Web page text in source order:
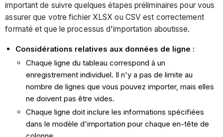
important de suivre quelques étapes préliminaires pour vous
assurer que votre fichier XLSX ou CSV est correctement
formaté et que le processus d'importation aboutisse.
Considérations relatives aux données de ligne :
Chaque ligne du tableau correspond à un
enregistrement individuel. Il n'y a pas de limite au
nombre de lignes que vous pouvez importer, mais elles
ne doivent pas être vides.
Chaque ligne doit inclure les informations spécifiées
dans le modèle d'importation pour chaque en-tête de